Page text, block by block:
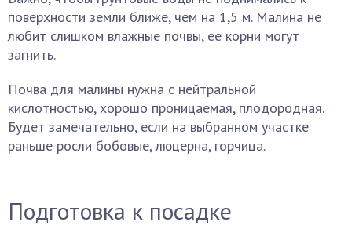
поверхности земли ближе, чем на 1,5 м. Малина не
любит слишком влажные почвы, ее корни могут
загнить.
Почва для малины нужна с нейтральной
кислотностью, хорошо проницаемая, плодородная.
Будет замечательно, если на выбранном участке
раньше росли бобовые, люцерна, горчица.
Подготовка к посадке